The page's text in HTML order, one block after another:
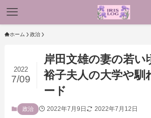
ホーム 政治
岸田文雄の妻の若い
裕子夫人の大学や馴
ード
2022
7/09
政治 2022年7月9日 2022年7月12日